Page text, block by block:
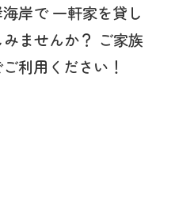
岸で一軒家を貸し
ませんか？ ご家族
利用ください！